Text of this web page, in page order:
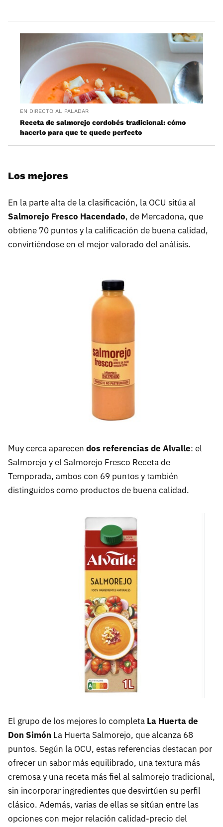
EN DIRECTO AL PALADAR
Receta de salmorejo cordobés tradicional: cómo
hacerlo para que te quede perfecto
Los mejores
En la parte alta de la clasificación, la OCU sitúa al
Salmorejo Fresco Hacendado, de Mercadona, que
obtiene 70 puntos y la calificación de buena calidad,
convirtiéndose en el mejor valorado del análisis.
Muy cerca aparecen dos referencias de Alvalle: el
Salmorejo y el Salmorejo Fresco Receta de
Temporada, ambos con 69 puntos y también
distinguidos como productos de buena calidad.
El grupo de los mejores lo completa La Huerta de
Don Simón La Huerta Salmorejo, que alcanza 68
puntos. Según la OCU, estas referencias destacan por
ofrecer un sabor más equilibrado, una textura más
cremosa y una receta más fiel al salmorejo tradicional,
sin incorporar ingredientes que desvirtúen su perfil
clásico. Además, varias de ellas se sitúan entre las
opciones con mejor relación calidad-precio del